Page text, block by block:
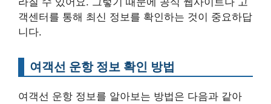
객센터를 통해 최신 정보를 확인하는 것이 중요하답
니다.
여객선 운항 정보 확인 방법
여객선 운항 정보를 알아보는 방법은 다음과 같아